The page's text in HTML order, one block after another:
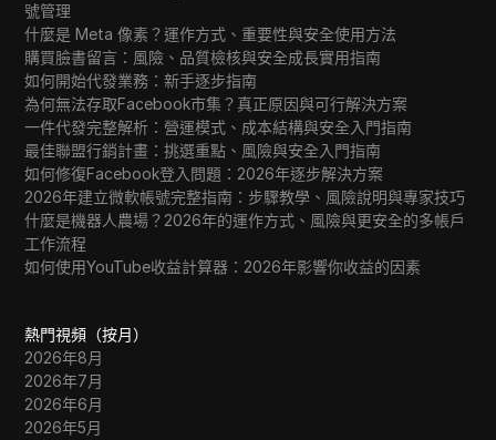
號管理
什麼是 Meta 像素？運作方式、重要性與安全使用方法
購買臉書留言：風險、品質檢核與安全成長實用指南
如何開始代發業務：新手逐步指南
為何無法存取Facebook市集？真正原因與可行解決方案
一件代發完整解析：營運模式、成本結構與安全入門指南
最佳聯盟行銷計畫：挑選重點、風險與安全入門指南
如何修復Facebook登入問題：2026年逐步解決方案
2026年建立微軟帳號完整指南：步驟教學、風險說明與專家技巧
什麼是機器人農場？2026年的運作方式、風險與更安全的多帳戶
工作流程
如何使用YouTube收益計算器：2026年影響你收益的因素
熱門視頻（按月）
2026年8月
2026年7月
2026年6月
2026年5月